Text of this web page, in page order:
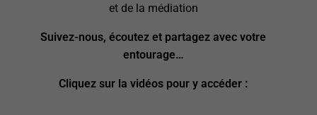
et de la médiation
Suivez-nous, écoutez et partagez avec votre
entourage…
Cliquez sur la vidéos pour y accéder :